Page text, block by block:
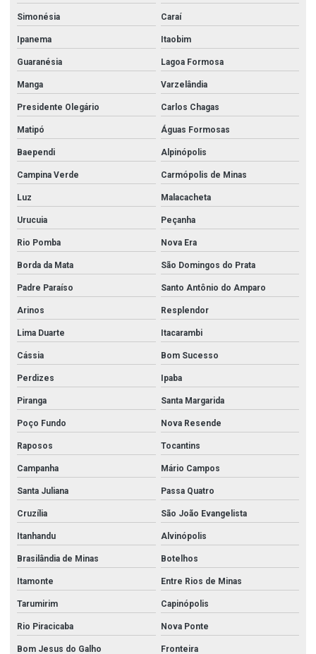
Simonésia Caraí
Ipanema Itaobim
Guaranésia Lagoa Formosa
Manga Varzelândia
Presidente Olegário Carlos Chagas
Matipó Águas Formosas
Baependi Alpinópolis
Campina Verde Carmópolis de Minas
Luz Malacacheta
Urucuia Peçanha
Rio Pomba Nova Era
Borda da Mata São Domingos do Prata
Padre Paraíso Santo Antônio do Amparo
Arinos Resplendor
Lima Duarte Itacarambi
Cássia Bom Sucesso
Perdizes Ipaba
Piranga Santa Margarida
Poço Fundo Nova Resende
Raposos Tocantins
Campanha Mário Campos
Santa Juliana Passa Quatro
Cruzília São João Evangelista
Itanhandu Alvinópolis
Brasilândia de Minas Botelhos
Itamonte Entre Rios de Minas
Tarumirim Capinópolis
Rio Piracicaba Nova Ponte
Bom Jesus do Galho Fronteira